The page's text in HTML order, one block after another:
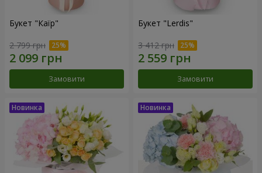
Букет "Каїр"
2 799 грн
Замовити
Букет "Lerdis"
3 412 грн
Замовити